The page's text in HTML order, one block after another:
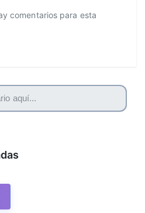
comentarios para esta